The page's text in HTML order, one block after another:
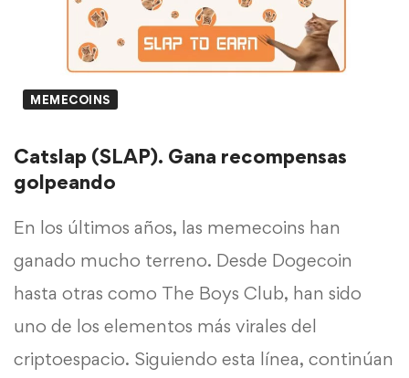
MEMECOINS
Catslap (SLAP). Gana recompensas
golpeando
En los últimos años, las memecoins han
ganado mucho terreno. Desde Dogecoin
hasta otras como The Boys Club, han sido
uno de los elementos más virales del
criptoespacio. Siguiendo esta línea, continúan